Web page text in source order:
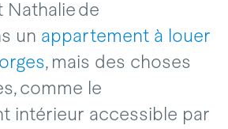
de
un appartement à louer
, mais des choses
comme le
intérieur accessible par